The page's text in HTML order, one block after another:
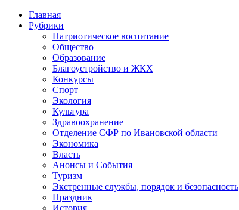
Главная
Рубрики
Патриотическое воспитание
Общество
Образование
Благоустройство и ЖКХ
Конкурсы
Спорт
Экология
Культура
Здравоохранение
Отделение СФР по Ивановской области
Экономика
Власть
Анонсы и События
Туризм
Экстренные службы, порядок и безопасность
Праздник
История